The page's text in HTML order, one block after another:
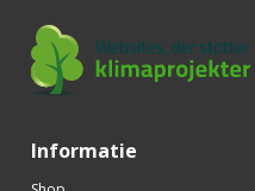
Informatie